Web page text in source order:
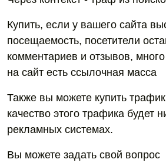
Купить, если у вашего сайта
посещаемость, посетители
комментариев и отзывов,
на сайт есть ссылочная масса
Также вы можете купить
качество этого трафика будет
рекламных системах.
Вы можете задать свой вопрос